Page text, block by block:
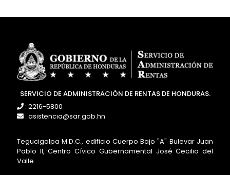
SERVICIO DE ADMINISTRACIÓN DE RENTAS DE HONDURAS.
: 2216-5800
: asistencia@sar.gob.hn
Tegucigalpa M.D.C., edificio Cuerpo Bajo "A" Bulevar Juan
Pablo II, Centro Cívico Gubernamental José Cecilio del
Valle.